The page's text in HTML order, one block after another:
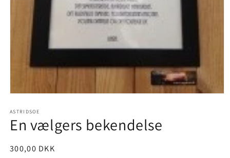
1
i
modus
ASTRIDSOE
En vælgers bekendelse
Normalpris
300,00 DKK